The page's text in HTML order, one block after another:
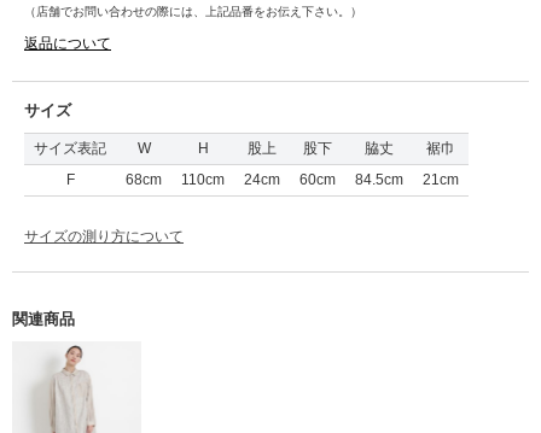
（店舗でお問い合わせの際には、上記品番をお伝え下さい。）
返品について
サイズ
サイズ表記 W H 股上 股下 脇丈
裾巾
F
68cm 110cm 24cm 60cm 84.5cm 21cm
サイズの測り方について
関連商品